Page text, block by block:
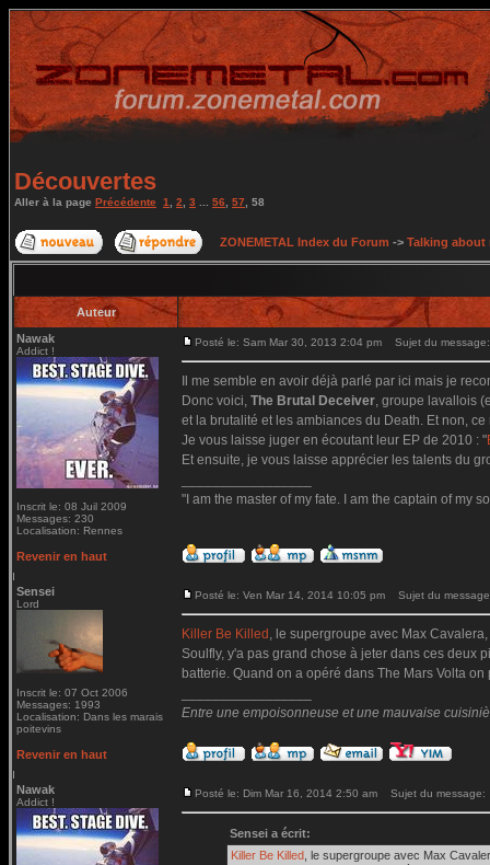
Découvertes
Aller à la page Précédente 1 2 3 56 57 58
ZONEMETAL Index du Forum -> Talking about
Auteur
Nawak
Addict !
Inscrit le: 08 Juil 2009
Messages: 230
Localisation: Rennes
Posté le: Sam Mar 30, 2013 2:04 pm Sujet du message:
Il me semble en avoir déjà parlé par ici mais je
Donc voici, The Brutal Deceiver, groupe lavallois
et la brutalité et les ambiances du Death. Et non,
Je vous laisse juger en écoutant leur EP de 2010 : "
Et ensuite, je vous laisse apprécier les talents du
"I am the master of my fate. I am the captain of my
Revenir en haut
Sensei
Lord
Inscrit le: 07 Oct 2006
Messages: 1993
Localisation: Dans les marais
poitevins
Posté le: Ven Mar 14, 2014 10:05 pm Sujet du
Killer Be Killed , le supergroupe avec Max
Soulfly, y'a pas grand chose à jeter dans ces deux
batterie. Quand on a opéré dans The Mars Volta
Entre une empoisonneuse et une mauvaise
Revenir en haut
Nawak
Addict !
Posté le: Dim Mar 16, 2014 2:50 am Sujet du message:
Sensei a écrit:
Killer Be Killed , le supergroupe avec Max